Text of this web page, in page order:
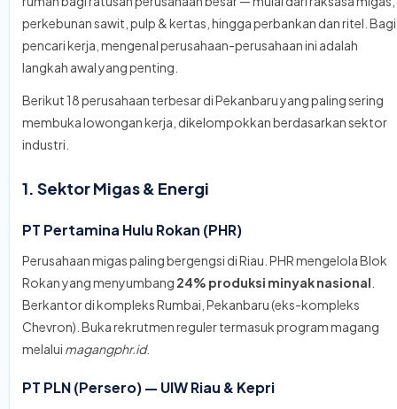
perkebunan sawit, pulp & kertas, hingga perbankan dan ritel. Bagi
pencari kerja, mengenal perusahaan-perusahaan ini adalah
langkah awal yang penting.
Berikut 18 perusahaan terbesar di Pekanbaru yang paling sering
membuka lowongan kerja, dikelompokkan berdasarkan sektor
industri.
1. Sektor Migas & Energi
PT Pertamina Hulu Rokan (PHR)
Perusahaan migas paling bergengsi di Riau. PHR mengelola Blok
Rokan yang menyumbang 24% produksi minyak nasional
Berkantor di kompleks Rumbai, Pekanbaru (eks-kompleks
Chevron). Buka rekrutmen reguler termasuk program magang
melalui magangphr.id.
PT PLN (Persero) — UIW Riau & Kepri